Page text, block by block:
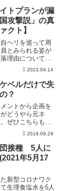
女を誘拐した疑い
トプランが漏
攻撃説」の真
クト】
ヘリを巡って周
とみられる姿が
理由については
一部報道では
はどの程度ある
トは...
2023.04.14
ベルだけで失
？
ントから企画を
どうやら元ネ
ぜひこちらもご
いいなと思って
てください！再
にして動画を作
も面...
2019.09.29
団接種 5人に
年5月17
新型コロナワク
生理食塩水を5人